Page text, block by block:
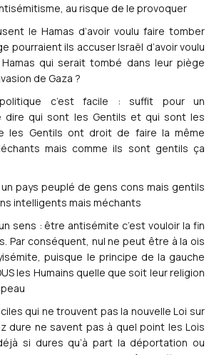
au risque de le provoquer
le Hamas d’avoir voulu faire tomber
pourraient ils accuser Israël d’avoir voulu
qui serait tombé dans leur piège
de Gaza ?
c’est facile : suffit pour un
dire qui sont les Gentils et qui sont les
les Gentils ont droit de faire la même
mais comme ils sont gentils ça
pays peuplé de gens cons mais gentils
intelligents mais méchants
sens : être antisémite c’est vouloir la fin
Par conséquent, nul ne peut être à la ois
puisque le principe de la gauche
les Humains quelle que soit leur religion
qui ne trouvent pas la nouvelle Loi sur
dure ne savent pas à quel point les Lois
si dures qu’à part la déportation ou